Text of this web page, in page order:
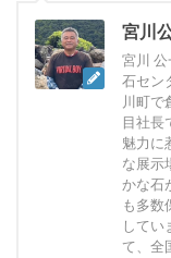
宮川
宮川
石セン
川町で
目社長
魅力に
な展示
かな石
も多数
してい
て、全